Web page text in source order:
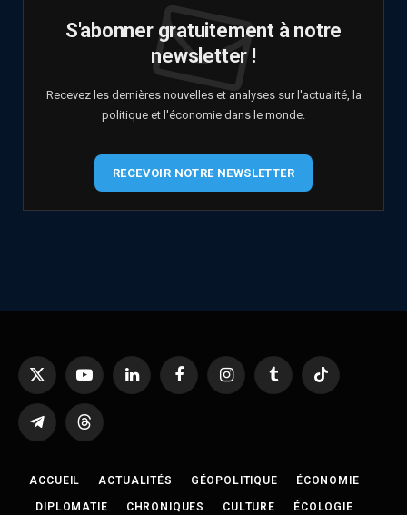
S'abonner gratuitement à notre
newsletter !
Recevez les dernières nouvelles et analyses sur l'actualité, la
politique et l'économie dans le monde.
RECEVOIR NOTRE NEWSLETTER
X
YouTubeLinkedIn FacebookInstagramTumblr TikTok
TelegramThreads
ACCUEIL ACTUALITÉS GÉOPOLITIQUE ÉCONOMIE
DIPLOMATIE CHRONIQUES CULTURE ÉCOLOGIE